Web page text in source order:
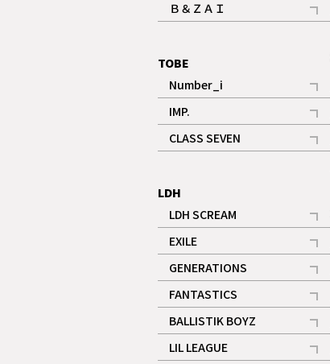
Ｂ＆ＺＡＩ
記事
TOBE
Number_i
記事
IMP.
記事
CLASS SEVEN
記事
LDH
LDH SCREAM
記事
EXILE
記事
GENERATIONS
記事
FANTASTICS
記事
BALLISTIK BOYZ
記事
LIL LEAGUE